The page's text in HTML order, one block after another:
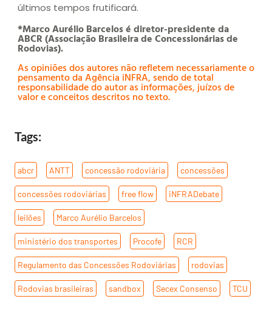
últimos tempos frutificará.
*Marco Aurélio Barcelos é diretor-presidente da
ABCR (Associação Brasileira de Concessionárias de
Rodovias).
As opiniões dos autores não refletem necessariamente o
pensamento da Agência iNFRA, sendo de total
responsabilidade do autor as informações, juízos de
valor e conceitos descritos no texto.
Tags:
abcr ANTT concessão rodoviária concessões
concessões rodoviárias free flow iNFRADebate
leilões Marco Aurélio Barcelos
ministério dos transportes Procofe RCR
Regulamento das Concessões Rodoviárias rodovias
Rodovias brasileiras sandbox Secex Consenso TCU